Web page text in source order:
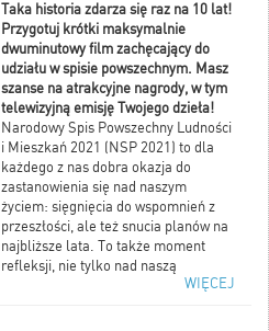
Taka historia zdarza się raz na 10 lat!
Przygotuj krótki maksymalnie
dwuminutowy film zachęcający do
udziału w spisie powszechnym. Masz
szanse na atrakcyjne nagrody, w tym
telewizyjną emisję Twojego dzieła!
Narodowy Spis Powszechny Ludności
i Mieszkań 2021 (NSP 2021) to dla
każdego z nas dobra okazja do
zastanowienia się nad naszym
życiem: sięgnięcia do wspomnień z
przeszłości, ale też snucia planów na
najbliższe lata. To także moment
refleksji, nie tylko nad naszą
przyszłością, ale również naszego
WIĘCEJ